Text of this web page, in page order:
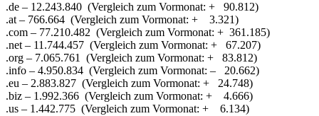
.de – 12.243.840 (Vergleich zum Vormonat: + 90.812)
.at – 766.664 (Vergleich zum Vormonat: + 3.321)
.com – 77.210.482 (Vergleich zum Vormonat: + 361.185)
.net – 11.744.457 (Vergleich zum Vormonat: + 67.207)
.org – 7.065.761 (Vergleich zum Vormonat: + 83.812)
.info – 4.950.834 (Vergleich zum Vormonat: – 20.662)
.eu – 2.883.827 (Vergleich zum Vormonat: + 24.748)
.biz – 1.992.366 (Vergleich zum Vormonat: + 4.666)
.us – 1.442.775 (Vergleich zum Vormonat: + 6.134)